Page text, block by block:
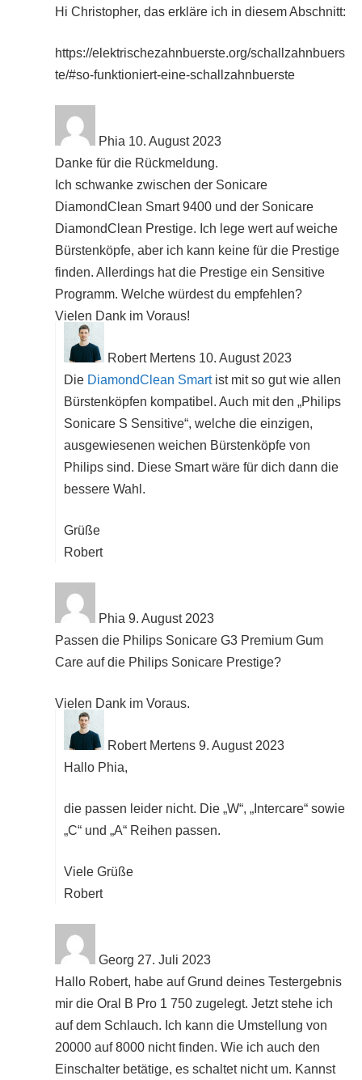
Hi Christopher, das erkläre ich in diesem Abschnitt:
https://elektrischezahnbuerste.org/schallzahnbuers
te/#so-funktioniert-eine-schallzahnbuerste
Phia 10. August 2023
Danke für die Rückmeldung.
Ich schwanke zwischen der Sonicare
DiamondClean Smart 9400 und der Sonicare
DiamondClean Prestige. Ich lege wert auf weiche
Bürstenköpfe, aber ich kann keine für die Prestige
finden. Allerdings hat die Prestige ein Sensitive
Programm. Welche würdest du empfehlen?
Vielen Dank im Voraus!
Robert Mertens 10. August 2023
Die DiamondClean Smartist mit so gut wie allen
Bürstenköpfen kompatibel. Auch mit den „Philips
Sonicare S Sensitive“, welche die einzigen,
ausgewiesenen weichen Bürstenköpfe von
Philips sind. Diese Smart wäre für dich dann die
bessere Wahl.
Grüße
Robert
Phia 9. August 2023
Passen die Philips Sonicare G3 Premium Gum
Care auf die Philips Sonicare Prestige?
Vielen Dank im Voraus.
Robert Mertens 9. August 2023
Hallo Phia,
die passen leider nicht. Die „W“, „Intercare“ sowie
„C“ und „A“ Reihen passen.
Viele Grüße
Robert
Georg 27. Juli 2023
Hallo Robert, habe auf Grund deines Testergebnis
mir die Oral B Pro 1 750 zugelegt. Jetzt stehe ich
auf dem Schlauch. Ich kann die Umstellung von
20000 auf 8000 nicht finden. Wie ich auch den
Einschalter betätige, es schaltet nicht um. Kannst